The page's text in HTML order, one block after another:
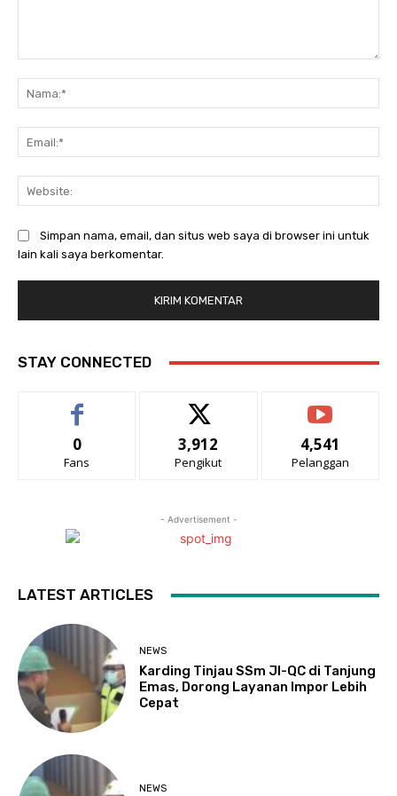
Simpan nama, email, dan situs web saya di browser ini untuk
lain kali saya berkomentar.
STAY CONNECTED
0
Fans
3,912
Pengikut
4,541
Pelanggan
- Advertisement -
LATEST ARTICLES
NEWS
Karding Tinjau SSm JI-QC di Tanjung
Emas, Dorong Layanan Impor Lebih
Cepat
NEWS